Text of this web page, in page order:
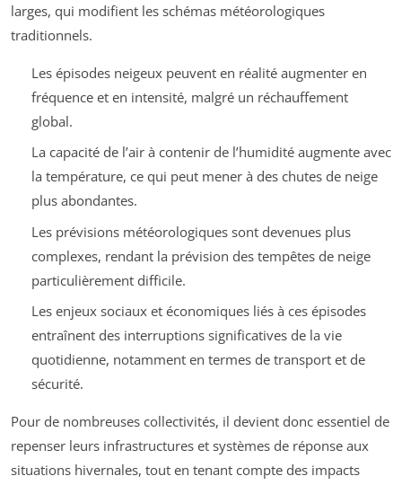
larges, qui modifient les schémas météorologiques
traditionnels.
Les épisodes neigeux peuvent en réalité augmenter en
fréquence et en intensité, malgré un réchauffement
global.
La capacité de l’air à contenir de l’humidité augmente avec
la température, ce qui peut mener à des chutes de neige
plus abondantes.
Les prévisions météorologiques sont devenues plus
complexes, rendant la prévision des tempêtes de neige
particulièrement difficile.
Les enjeux sociaux et économiques liés à ces épisodes
entraînent des interruptions significatives de la vie
quotidienne, notamment en termes de transport et de
sécurité.
Pour de nombreuses collectivités, il devient donc essentiel de
repenser leurs infrastructures et systèmes de réponse aux
situations hivernales, tout en tenant compte des impacts